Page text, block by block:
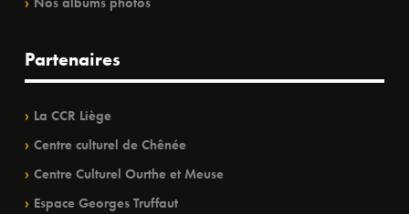
Partenaires
La CCR Liège
Centre culturel de Chênée
Centre Culturel Ourthe et Meuse
Espace Georges Truffaut